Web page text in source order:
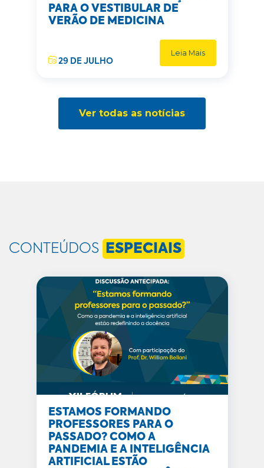
PARA O VESTIBULAR DE
VERÃO DE MEDICINA
29 DE JULHO
Leia Mais
Ver todas as notícias
CONTEÚDOS ESPECIAIS
ESTAMOS FORMANDO
PROFESSORES PARA O
PASSADO? COMO A
PANDEMIA E A INTELIGÊNCIA
ARTIFICIAL ESTÃO